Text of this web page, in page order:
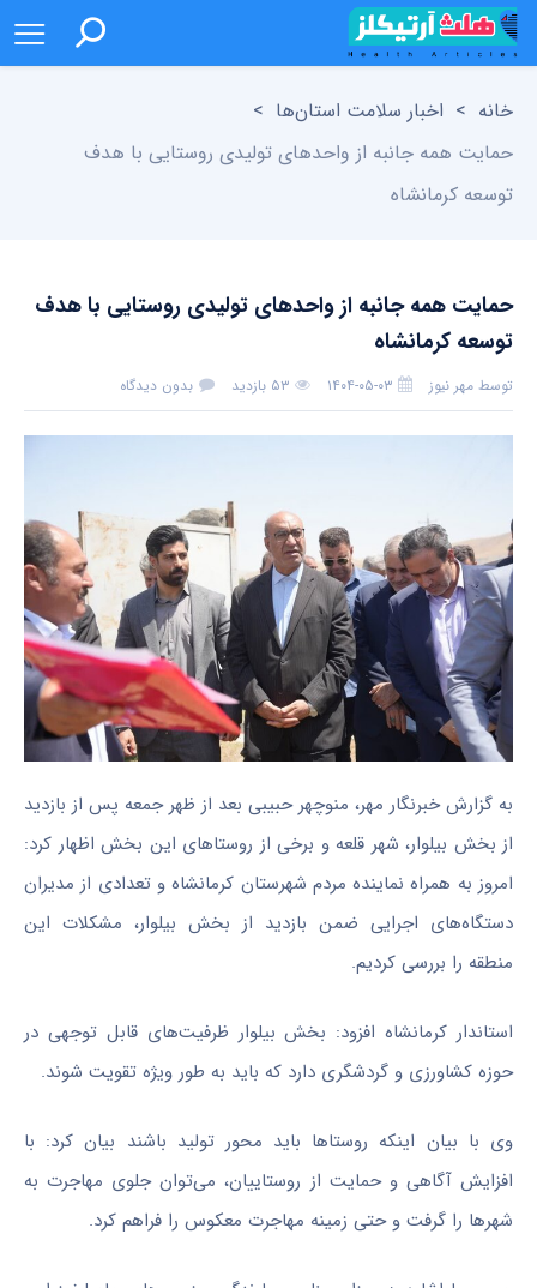
خانه > اخبار سلامت استان‌ها >
حمایت همه جانبه از واحدهای تولیدی روستایی با هدف
توسعه کرمانشاه
حمایت همه جانبه از واحدهای تولیدی روستایی با هدف
توسعه کرمانشاه
توسط مهر نیوز ۱۴۰۴-۰۵-۰۳ ۵۳ بازدید بدون دیدگاه
به گزارش خبرنگار مهر، منوچهر حبیبی بعد از ظهر جمعه پس از بازدید
از بخش بیلوار، شهر قلعه و برخی از روستاهای این بخش اظهار کرد:
امروز به همراه نماینده مردم شهرستان کرمانشاه و تعدادی از مدیران
دستگاه‌های اجرایی ضمن بازدید از بخش بیلوار، مشکلات این
منطقه را بررسی کردیم.
استاندار کرمانشاه افزود: بخش بیلوار ظرفیت‌های قابل توجهی در
حوزه کشاورزی و گردشگری دارد که باید به طور ویژه تقویت شوند.
وی با بیان اینکه روستاها باید محور تولید باشند بیان کرد: با
افزایش آگاهی و حمایت از روستاییان، می‌توان جلوی مهاجرت به
شهرها را گرفت و حتی زمینه مهاجرت معکوس را فراهم کرد.